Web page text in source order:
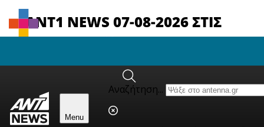
Menu
Αναζήτηση...
ANT1 NEWS 07-08-2026 ΣΤΙΣ
18:45
Tέλος εποχής για τις παλιές
ταυτότητες